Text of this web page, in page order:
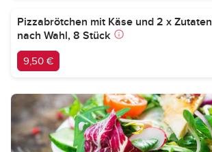
Pizzabrötchen mit Käse und 2 x Zutaten
nach Wahl, 8 Stück
9,50 €